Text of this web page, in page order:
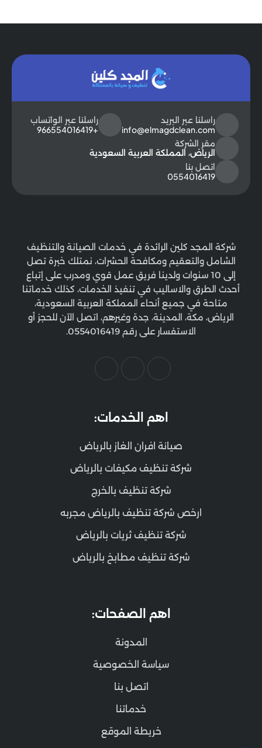
راسلنا عبر البريد
info@elmagdclean.com
راسلنا عبر الواتساب
+966554016419
مقر الشركة
الرياض، المملكة العربية السعودية
اتصل بنا
0554016419
شركة المجد كلين الرائدة في خدمات الصيانة والتنظيف
الشامل والتعقيم ومكافحة الحشرات، نمتلك خبرة تصل
إلى 10 سنوات ولدينا فريق عمل قوي ومدرب على إتباع
أحدث الطرق والاساليب في تنفيذ الخدمات، كذلك خدماتنا
متاحة في جميع أنحاء المملكة العربية السعودية،
الرياض، مكة، المدينة، جدة وغيرهم، اتصل الآن للحجز أو
الاستفسار على رقم 0554016419.
اهم الخدمات:
صيانة افران الغاز بالرياض
شركة تنظيف مكيفات بالرياض
شركة تنظيف بالخرج
ارخص شركة تنظيف بالرياض مجربه
شركة تنظيف ثريات بالرياض
شركة تنظيف مطابخ بالرياض
اهم الصفحات:
المدونة
سياسة الخصوصية
اتصل بنا
خدماتنا
خريطة الموقع